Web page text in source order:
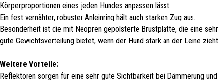
Körperproportionen eines jeden Hundes anpassen lässt.
Ein fest vernähter, robuster Anleinring hält auch starken Zug aus.
Besonderheit ist die mit Neopren gepolsterte Brustplatte, die eine sehr
gute Gewichtsverteilung bietet, wenn der Hund stark an der Leine zieht.
Weitere Vorteile:
Reflektoren sorgen für eine sehr gute Sichtbarkeit bei Dämmerung und